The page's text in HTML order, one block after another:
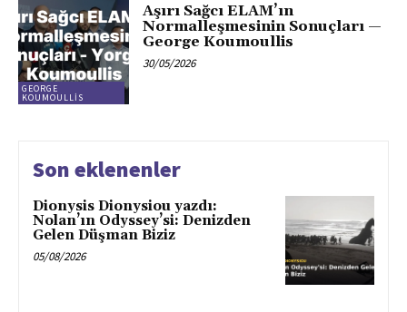
GEORGE
KOUMOULLIS
Aşırı Sağcı ELAM’ın
Normalleşmesinin Sonuçları —
George Koumoullis
30/05/2026
Son eklenenler
Dionysis Dionysiou yazdı:
Nolan’ın Odyssey’si: Denizden
Gelen Düşman Biziz
05/08/2026